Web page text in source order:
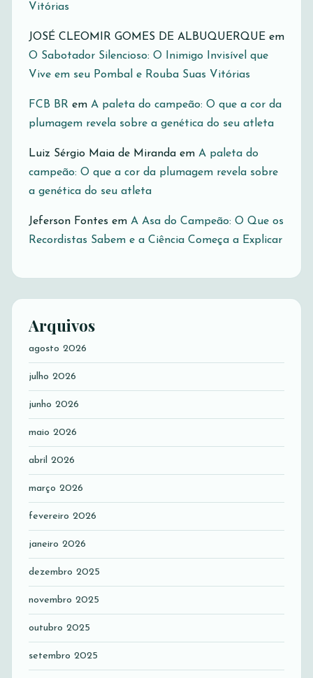
Vitórias
JOSÉ CLEOMIR GOMES DE ALBUQUERQUE em
O Sabotador Silencioso: O Inimigo Invisível que
Vive em seu Pombal e Rouba Suas Vitórias
FCB BR em A paleta do campeão: O que a cor da
plumagem revela sobre a genética do seu atleta
Luiz Sérgio Maia de Miranda em A paleta do
campeão: O que a cor da plumagem revela sobre
a genética do seu atleta
Jeferson Fontes em A Asa do Campeão: O Que os
Recordistas Sabem e a Ciência Começa a Explicar
Arquivos
agosto 2026
julho 2026
junho 2026
maio 2026
abril 2026
março 2026
fevereiro 2026
janeiro 2026
dezembro 2025
novembro 2025
outubro 2025
setembro 2025